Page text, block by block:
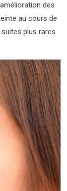
des
au cours de
plus rares